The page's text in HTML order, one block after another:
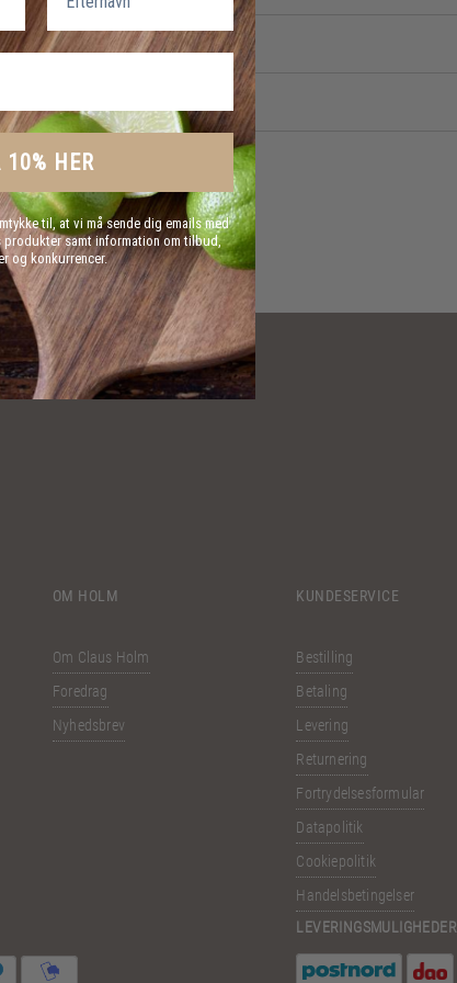
OM HOLM
Om Claus Holm
Foredrag
Nyhedsbrev
KUNDESERVICE
Bestilling
Betaling
Levering
Returnering
Fortrydelsesformular
Datapolitik
Cookiepolitik
Handelsbetingelser
LEVERINGSMULIGHEDER
10% HER
til, at vi må sende dig emails med
samt information om tilbud,
og konkurrencer.